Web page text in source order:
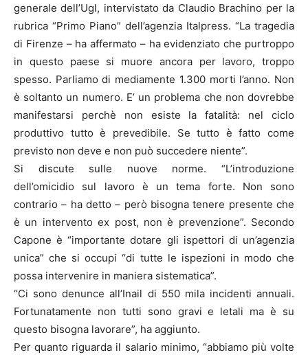
generale dell’Ugl, intervistato da Claudio Brachino per la
rubrica “Primo Piano” dell’agenzia Italpress. “La tragedia
di Firenze – ha affermato – ha evidenziato che purtroppo
in questo paese si muore ancora per lavoro, troppo
spesso. Parliamo di mediamente 1.300 morti l’anno. Non
è soltanto un numero. E’ un problema che non dovrebbe
manifestarsi perchè non esiste la fatalità: nel ciclo
produttivo tutto è prevedibile. Se tutto è fatto come
previsto non deve e non può succedere niente”.
Si discute sulle nuove norme. “L’introduzione
dell’omicidio sul lavoro è un tema forte. Non sono
contrario – ha detto – però bisogna tenere presente che
è un intervento ex post, non è prevenzione”. Secondo
Capone è “importante dotare gli ispettori di un’agenzia
unica” che si occupi “di tutte le ispezioni in modo che
possa intervenire in maniera sistematica”.
“Ci sono denunce all’Inail di 550 mila incidenti annuali.
Fortunatamente non tutti sono gravi e letali ma è su
questo bisogna lavorare”, ha aggiunto.
Per quanto riguarda il salario minimo, “abbiamo più volte